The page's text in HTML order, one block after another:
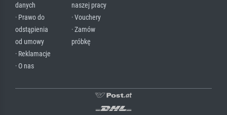
danych
· Prawo do
odstąpienia
od umowy
· Reklamacje
· O nas
naszej pracy
· Vouchery
· Zamów
próbkę